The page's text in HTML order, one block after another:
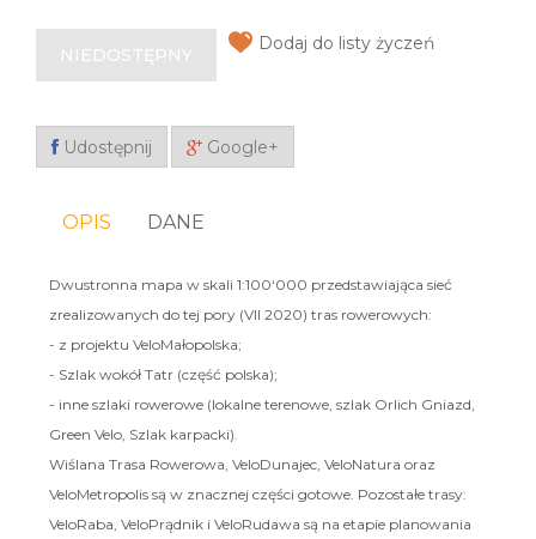
NIEDOSTĘPNY
Dodaj do listy życzeń
Udostępnij Google+
OPIS DANE
Dwustronna mapa w skali 1:100‘000 przedstawiająca sieć
zrealizowanych do tej pory (VII 2020) tras rowerowych:
- z projektu VeloMałopolska;
- Szlak wokół Tatr (część polska);
- inne szlaki rowerowe (lokalne terenowe, szlak Orlich Gniazd,
Green Velo, Szlak karpacki).
Wiślana Trasa Rowerowa, VeloDunajec, VeloNatura oraz
VeloMetropolis są w znacznej części gotowe. Pozostałe trasy:
VeloRaba, VeloPrądnik i VeloRudawa są na etapie planowania